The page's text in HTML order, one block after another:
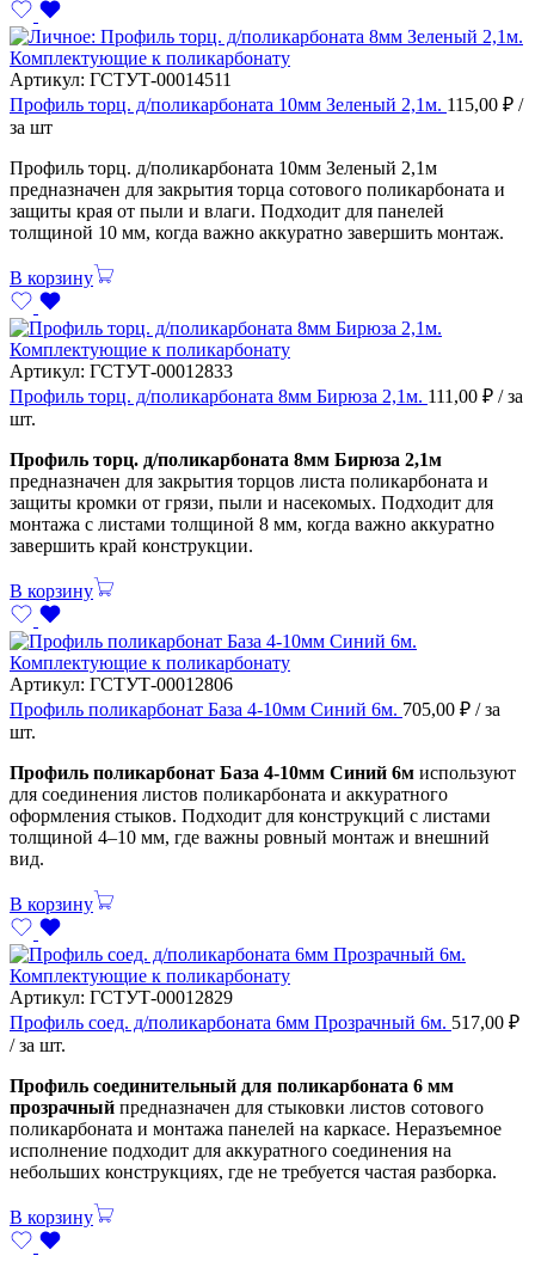
Комплектующие к поликарбонату
Артикул: ГСТУТ-00014511
Профиль торц. д/поликарбоната 10мм Зеленый 2,1м. 115,00 ₽ /
за шт
Профиль торц. д/поликарбоната 10мм Зеленый 2,1м
предназначен для закрытия торца сотового поликарбоната и
защиты края от пыли и влаги. Подходит для панелей
толщиной 10 мм, когда важно аккуратно завершить монтаж.
В корзину
Комплектующие к поликарбонату
Артикул: ГСТУТ-00012833
Профиль торц. д/поликарбоната 8мм Бирюза 2,1м. 111,00 ₽ / за
шт.
Профиль торц. д/поликарбоната 8мм Бирюза 2,1м
предназначен для закрытия торцов листа поликарбоната и
защиты кромки от грязи, пыли и насекомых. Подходит для
монтажа с листами толщиной 8 мм, когда важно аккуратно
завершить край конструкции.
В корзину
Комплектующие к поликарбонату
Артикул: ГСТУТ-00012806
Профиль поликарбонат База 4-10мм Синий 6м. 705,00 ₽ / за
шт.
Профиль поликарбонат База 4-10мм Синий 6м используют
для соединения листов поликарбоната и аккуратного
оформления стыков. Подходит для конструкций с листами
толщиной 4–10 мм, где важны ровный монтаж и внешний
вид.
В корзину
Комплектующие к поликарбонату
Артикул: ГСТУТ-00012829
Профиль соед. д/поликарбоната 6мм Прозрачный 6м. 517,00 ₽
/ за шт.
Профиль соединительный для поликарбоната 6 мм
прозрачный предназначен для стыковки листов сотового
поликарбоната и монтажа панелей на каркасе. Неразъемное
исполнение подходит для аккуратного соединения на
небольших конструкциях, где не требуется частая разборка.
В корзину